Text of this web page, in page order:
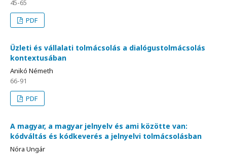
45-65
PDF
Üzleti és vállalati tolmácsolás a dialógustolmácsolás
kontextusában
Anikó Németh
66-91
PDF
A magyar, a magyar jelnyelv és ami közötte van:
kódváltás és kódkeverés a jelnyelvi tolmácsolásban
Nóra Ungár